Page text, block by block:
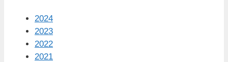
2024
2023
2022
2021